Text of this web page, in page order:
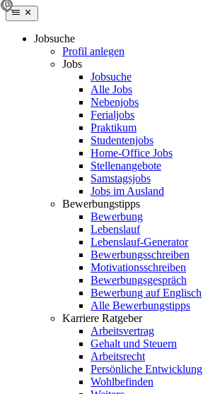
Jobsuche
Profil anlegen
Jobs
Jobsuche
Alle Jobs
Nebenjobs
Ferialjobs
Praktikum
Studentenjobs
Home-Office Jobs
Stellenangebote
Samstagsjobs
Jobs im Ausland
Bewerbungstipps
Bewerbung
Lebenslauf
Lebenslauf-Generator
Bewerbungsschreiben
Motivationsschreiben
Bewerbungsgespräch
Bewerbung auf Englisch
Alle Bewerbungstipps
Karriere Ratgeber
Arbeitsvertrag
Gehalt und Steuern
Arbeitsrecht
Persönliche Entwicklung
Wohlbefinden